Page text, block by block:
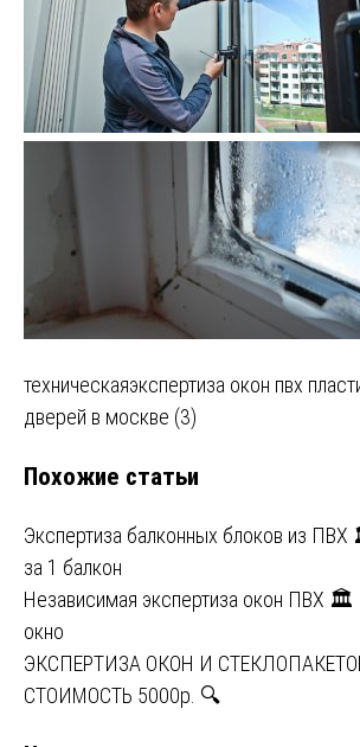
Навигация
по
записям
техническаяэкспертиза окон пвх
дверей в москве (3)
Похожие статьи
Экспертиза балконных блоков из
за 1 балкон
Независимая экспертиза окон ПВХ 🏛
окно
ЭКСПЕРТИЗА ОКОН И
СТОИМОСТЬ 5000р. 🔍